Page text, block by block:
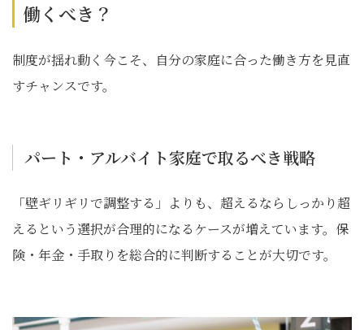
働くべき？
制度が揺れ動く今こそ、自分の家庭に合った働き方を見直
すチャンスです。
パート・アルバイト家庭で取るべき戦略
「壁ギリギリで調整する」よりも、超えるならしっかり超
えるという選択が合理的になるケースが増えています。保
険・年金・手取りを総合的に判断することが大切です。